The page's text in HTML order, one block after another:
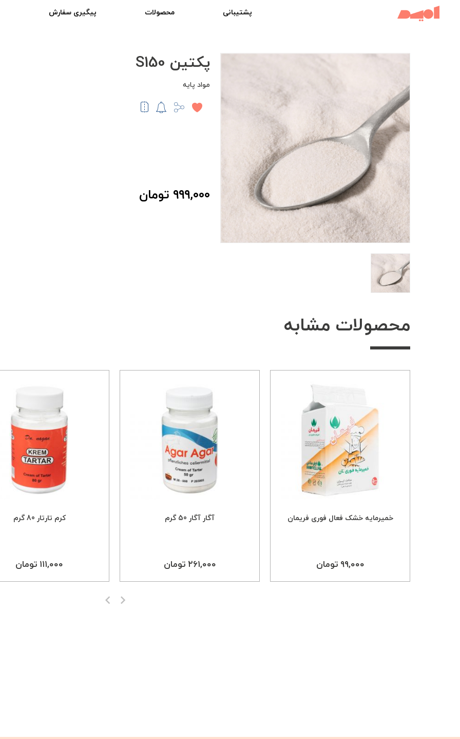
پشتیبانی محصولات پیگیری سفارش
پکتین S150
مواد پایه
۹۹۹,۰۰۰ تومان
محصولات مشابه
خمیرمایه خشک فعال فوری فریمان
۹۹,۰۰۰ تومان
آگار آگار 50 گرم
۲۶۱,۰۰۰ تومان
کرم تارتار 80 گرم
۱۱۱,۰۰۰ تومان